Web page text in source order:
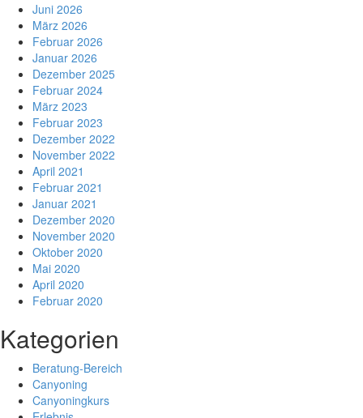
Juni 2026
März 2026
Februar 2026
Januar 2026
Dezember 2025
Februar 2024
März 2023
Februar 2023
Dezember 2022
November 2022
April 2021
Februar 2021
Januar 2021
Dezember 2020
November 2020
Oktober 2020
Mai 2020
April 2020
Februar 2020
Kategorien
Beratung-Bereich
Canyoning
Canyoningkurs